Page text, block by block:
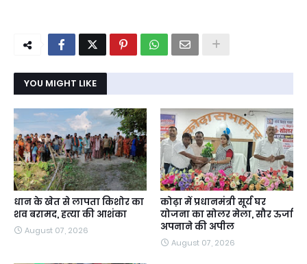
YOU MIGHT LIKE
धान के खेत से लापता किशोर का
शव बरामद, हत्या की आशंका
August 07, 2026
कोढ़ा में प्रधानमंत्री सूर्य घर
योजना का सोलर मेला, सौर ऊर्जा
अपनाने की अपील
August 07, 2026